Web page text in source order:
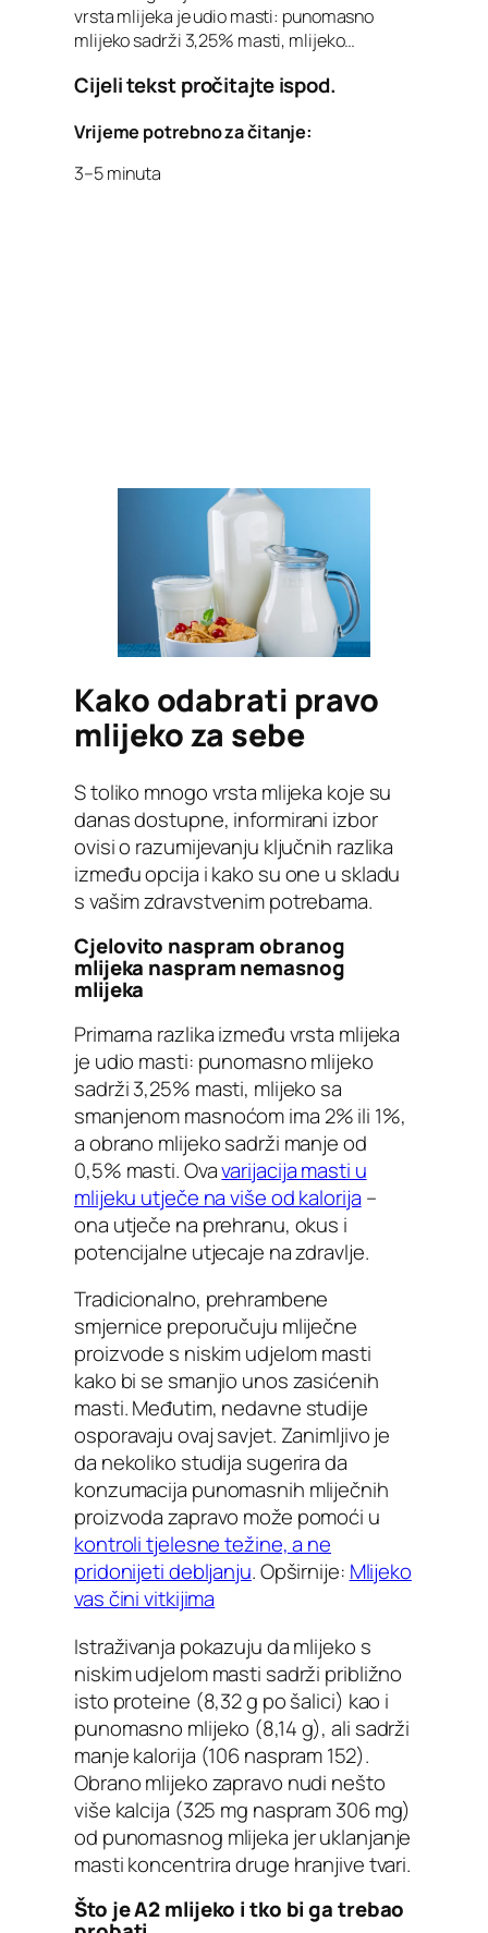
vrsta mlijeka je udio masti: punomasno
mlijeko sadrži 3,25% masti, mlijeko…
Cijeli tekst pročitajte ispod.
Vrijeme potrebno za čitanje:
3–5 minuta
Kako odabrati pravo
mlijeko za sebe
S toliko mnogo vrsta mlijeka koje su
danas dostupne, informirani izbor
ovisi o razumijevanju ključnih razlika
između opcija i kako su one u skladu
s vašim zdravstvenim potrebama.
Cjelovito naspram obranog
mlijeka naspram nemasnog
mlijeka
Primarna razlika između vrsta mlijeka
je udio masti: punomasno mlijeko
sadrži 3,25% masti, mlijeko sa
smanjenom masnoćom ima 2% ili 1%,
a obrano mlijeko sadrži manje od
0,5% masti. Ovavarijacija masti u
mlijeku utječe na više od kalorija –
ona utječe na prehranu, okus i
potencijalne utjecaje na zdravlje.
Tradicionalno, prehrambene
smjernice preporučuju mliječne
proizvode s niskim udjelom masti
kako bi se smanjio unos zasićenih
masti. Međutim, nedavne studije
osporavaju ovaj savjet. Zanimljivo je
da nekoliko studija sugerira da
konzumacija punomasnih mliječnih
proizvoda zapravo može pomoći u
kontroli tjelesne težine, a ne
pridonijeti debljanju. Opširnije: Mlijeko
vas čini vitkijima
Istraživanja pokazuju da mlijeko s
niskim udjelom masti sadrži približno
isto proteine (8,32 g po šalici) kao i
punomasno mlijeko (8,14 g), ali sadrži
manje kalorija (106 naspram 152).
Obrano mlijeko zapravo nudi nešto
više kalcija (325 mg naspram 306 mg)
od punomasnog mlijeka jer uklanjanje
masti koncentrira druge hranjive tvari.
Što je A2 mlijeko i tko bi ga trebao